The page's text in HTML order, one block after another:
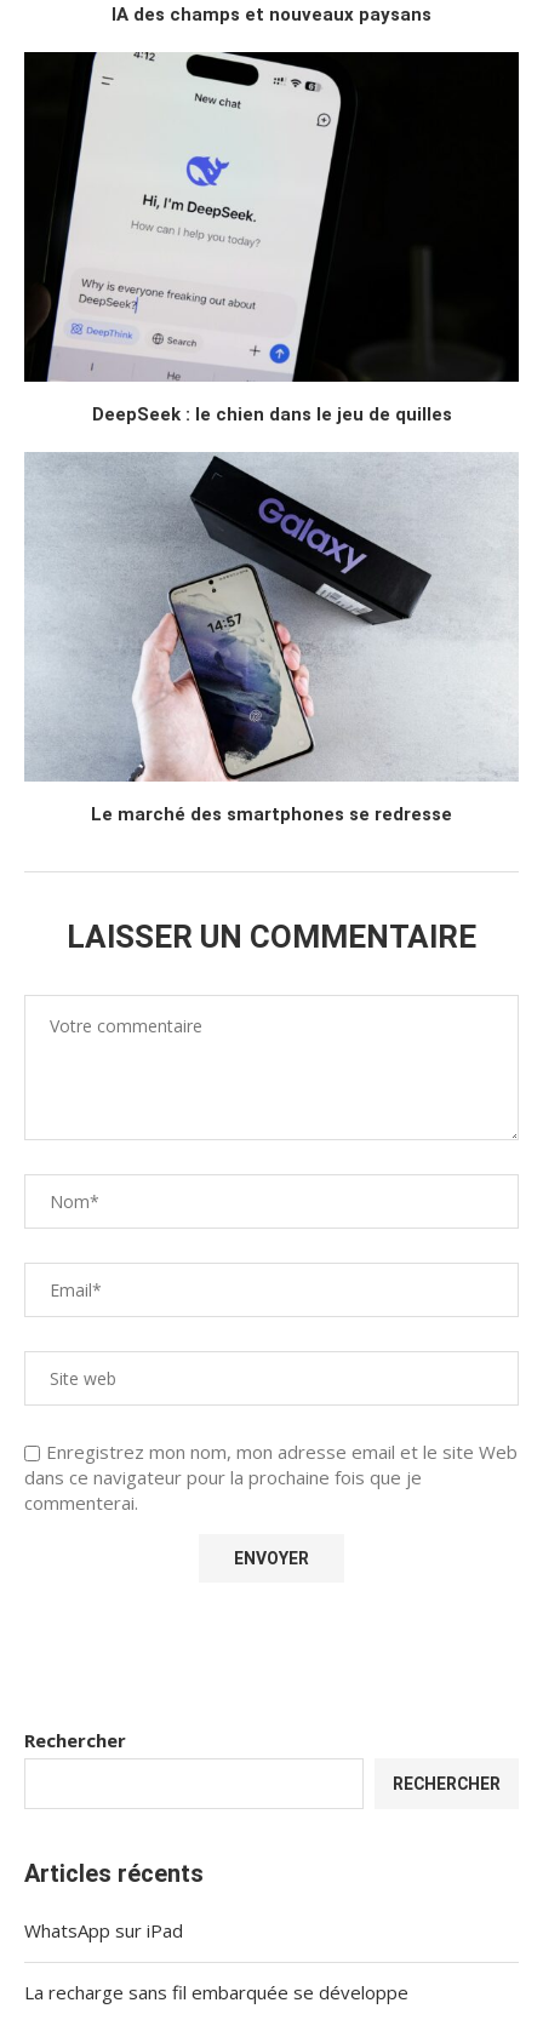
IA des champs et nouveaux paysans
DeepSeek : le chien dans le jeu de quilles
Le marché des smartphones se redresse
LAISSER UN COMMENTAIRE
Enregistrez mon nom, mon adresse email et le site Web
dans ce navigateur pour la prochaine fois que je
commenterai.
Rechercher
RECHERCHER
Articles récents
WhatsApp sur iPad
La recharge sans fil embarquée se développe